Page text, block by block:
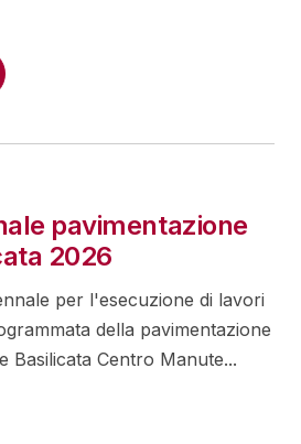
pavimentazione
2026
per l'esecuzione di lavori
della pavimentazione
Basilicata Centro Manute...